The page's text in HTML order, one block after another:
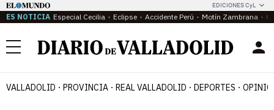
EDICIONES CyL
ES NOTICIA Especial Cecilia Eclipse Accidente Perú Motín Zambrana
Menú
VALLADOLID PROVINCIA REAL VALLADOLID DEPORTES